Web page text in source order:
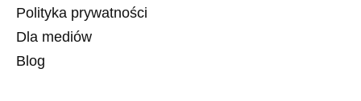
Polityka prywatności
Dla mediów
Blog